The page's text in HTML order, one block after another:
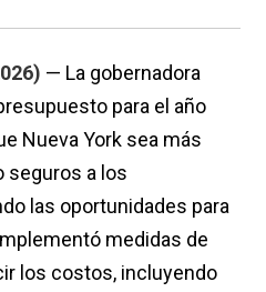
— La gobernadora
para el año
Nueva York sea más
seguros a los
las oportunidades para
medidas de
los costos, incluyendo